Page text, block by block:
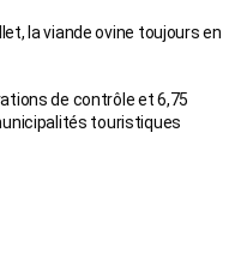
la viande ovine toujours en
de contrôle et 6,75
touristiques